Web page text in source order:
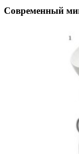
Современный